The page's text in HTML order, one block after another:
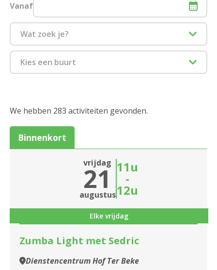
Vanaf
Wat zoek je?
Eropuit
Kies een buurt
2018 Antwerpen
2020 Antwerpen
2030 Antwerpen
2040 Berendrecht
2050 Antwerpen-Linkeroever
Sluiten
We hebben 283 activiteiten gevonden.
Binnenkort
vrijdag
21
augustus
11u
-
12u
Elke vrijdag
Zumba Light met Sedric
Dienstencentrum Hof Ter Beke